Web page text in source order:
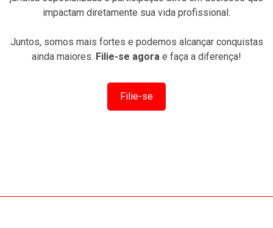
impactam diretamente sua vida profissional.
Juntos, somos mais fortes e podemos alcançar conquistas
ainda maiores. Filie-se agora e faça a diferença!
Filie-se